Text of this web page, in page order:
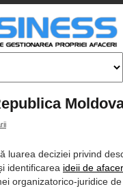
luarea deciziei privind
identificarea ideii de
organizatorico-juridice